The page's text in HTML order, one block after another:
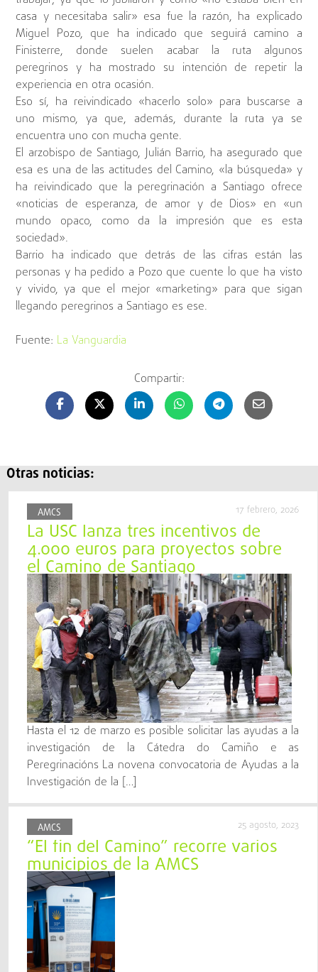
casa y necesitaba salir» esa fue la razón, ha explicado
Miguel Pozo, que ha indicado que seguirá camino a
Finisterre, donde suelen acabar la ruta algunos
peregrinos y ha mostrado su intención de repetir la
experiencia en otra ocasión.
Eso sí, ha reivindicado «hacerlo solo» para buscarse a
uno mismo, ya que, además, durante la ruta ya se
encuentra uno con mucha gente.
El arzobispo de Santiago, Julián Barrio, ha asegurado que
esa es una de las actitudes del Camino, «la búsqueda» y
ha reivindicado que la peregrinación a Santiago ofrece
«noticias de esperanza, de amor y de Dios» en «un
mundo opaco, como da la impresión que es esta
sociedad».
Barrio ha indicado que detrás de las cifras están las
personas y ha pedido a Pozo que cuente lo que ha visto
y vivido, ya que el mejor «marketing» para que sigan
llegando peregrinos a Santiago es ese.
Fuente: La Vanguardia
Compartir:
Otras noticias:
AMCS 17 febrero, 2026
La USC lanza tres incentivos de
4.000 euros para proyectos sobre
el Camino de Santiago
Hasta el 12 de marzo es posible solicitar las ayudas a la
investigación de la Cátedra do Camiño e as
Peregrinacións La novena convocatoria de Ayudas a la
Investigación de la […]
AMCS 25 agosto, 2023
“El fin del Camino” recorre varios
municipios de la AMCS